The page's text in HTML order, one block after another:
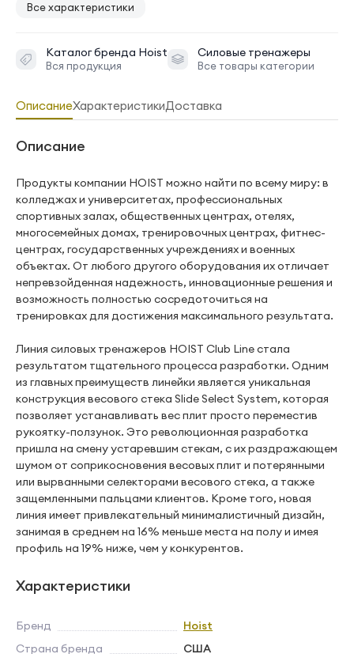
Все характеристики
Каталог бренда Hoist
Вся продукция
Силовые тренажеры
Все товары категории
ОписаниеХарактеристикиДоставка
Описание
Продукты компании HOIST можно найти по всему миру: в
колледжах и университетах, профессиональных
спортивных залах, общественных центрах, отелях,
многосемейных домах, тренировочных центрах, фитнес-
центрах, государственных учреждениях и военных
объектах. От любого другого оборудования их отличает
непревзойденная надежность, инновационные решения и
возможность полностью сосредоточиться на
тренировках для достижения максимального результата.
Линия силовых тренажеров HOIST Club Line стала
результатом тщательного процесса разработки. Одним
из главных преимуществ линейки является уникальная
конструкция весового стека Slide Select System, которая
позволяет устанавливать вес плит просто переместив
рукоятку-ползунок. Это революционная разработка
пришла на смену устаревшим стекам, с их раздражающем
шумом от соприкосновения весовых плит и потерянными
или вырванными селекторами весового стека, а также
защемленными пальцами клиентов. Кроме того, новая
линия имеет привлекательный минималистичный дизайн,
занимая в среднем на 16% меньше места на полу и имея
профиль на 19% ниже, чем у конкурентов.
Характеристики
Бренд
Hoist
Страна бренда
США